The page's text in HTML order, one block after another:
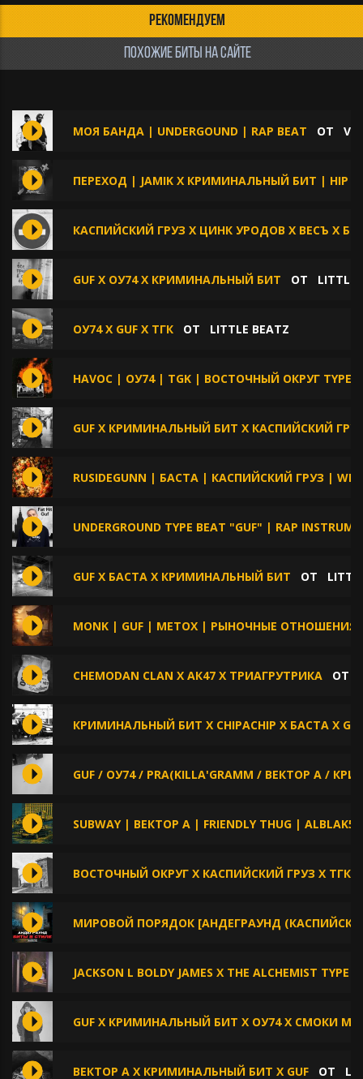
РЕКОМЕНДУЕМ
ПОХОЖИЕ БИТЫ НА САЙТЕ
МОЯ БАНДА | UNDERGOUND | RAP BEAT ОТ
ПЕРЕХОД | JAMIK X КРИМИНАЛЬНЫЙ БИТ | HIP
КАСПИЙСКИЙ ГРУЗ X ЦИНК УРОДОВ X ВЕСЪ X
GUF X ОУ74 X КРИМИНАЛЬНЫЙ БИТ ОТ LITTLE
ОУ74 X GUF X ТГК ОТ LITTLE BEATZ
HAVOC | ОУ74 | TGK | ВОСТОЧНЫЙ ОКРУГ TYPE
GUF X КРИМИНАЛЬНЫЙ БИТ X КАСПИЙСКИЙ
RUSIDEGUNN | БАСТА | КАСПИЙСКИЙ ГРУЗ | WEST
UNDERGROUND TYPE BEAT "GUF" | RAP
GUF X БАСТА X КРИМИНАЛЬНЫЙ БИТ ОТ
MONK | GUF | METOX | РЫНОЧНЫЕ ОТНОШЕНИЯ
CHEMODAN CLAN X АК47 X ТРИАГРУТРИКА ОТ
КРИМИНАЛЬНЫЙ БИТ X CHIPACHIP X БАСТА X
GUF / ОУ74 / PRA(KILLA'GRAMM / ВЕКТОР А /
SUBWAY | ВЕКТОР А | FRIENDLY THUG | ALBLAK52
ВОСТОЧНЫЙ ОКРУГ X КАСПИЙСКИЙ ГРУЗ X ТГК
МИРОВОЙ ПОРЯДОК [АНДЕГРАУНД
JACKSON L BOLDY JAMES X THE ALCHEMIST TYPE
GUF X КРИМИНАЛЬНЫЙ БИТ X ОУ74 X СМОКИ МО
ВЕКТОР А X КРИМИНАЛЬНЫЙ БИТ X GUF ОТ